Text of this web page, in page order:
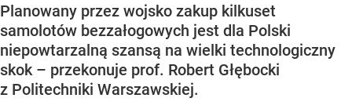
Planowany przez wojsko zakup kilkuset
samolotów bezzałogowych jest dla Polski
niepowtarzalną szansą na wielki technologiczny
skok – przekonuje prof. Robert Głębocki
z Politechniki Warszawskiej.